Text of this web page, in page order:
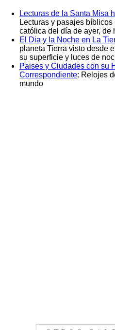
Lecturas de la Santa Misa
Lecturas y pasajes
católica del día de ayer, de
El Dia y la Noche en La
planeta Tierra visto desde
su superficie y luces de
Paises y Ciudades con su
Correspondiente: Relojes
mundo